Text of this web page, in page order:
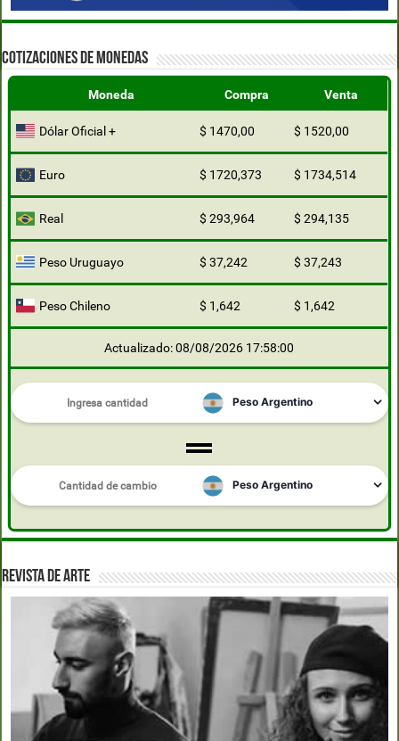
COTIZACIONES DE MONEDAS
Moneda Compra Venta
Dólar Oficial + $ 1470,00 $ 1520,00
Euro $ 1720,373 $ 1734,514
Real $ 293,964 $ 294,135
Peso Uruguayo $ 37,242 $ 37,243
Peso Chileno $ 1,642 $ 1,642
Actualizado: 08/08/2026 17:58:00
REVISTA DE ARTE